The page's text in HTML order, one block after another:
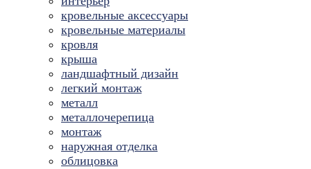
кровельные аксессуары
кровельные материалы
кровля
крыша
ландшафтный дизайн
легкий монтаж
металл
металлочерепица
монтаж
наружная отделка
облицовка